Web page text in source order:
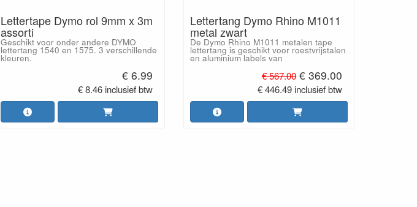
Lettertape Dymo rol 9mm x 3m
assorti
Geschikt voor onder andere DYMO
lettertang 1540 en 1575. 3 verschillende
kleuren.
€ 6.99
€ 8.46 inclusief btw
Lettertang Dymo Rhino M1011
metal zwart
De Dymo Rhino M1011 metalen tape
lettertang is geschikt voor roestvrijstalen
en aluminium labels van
€ 567.00 € 369.00
€ 446.49 inclusief btw